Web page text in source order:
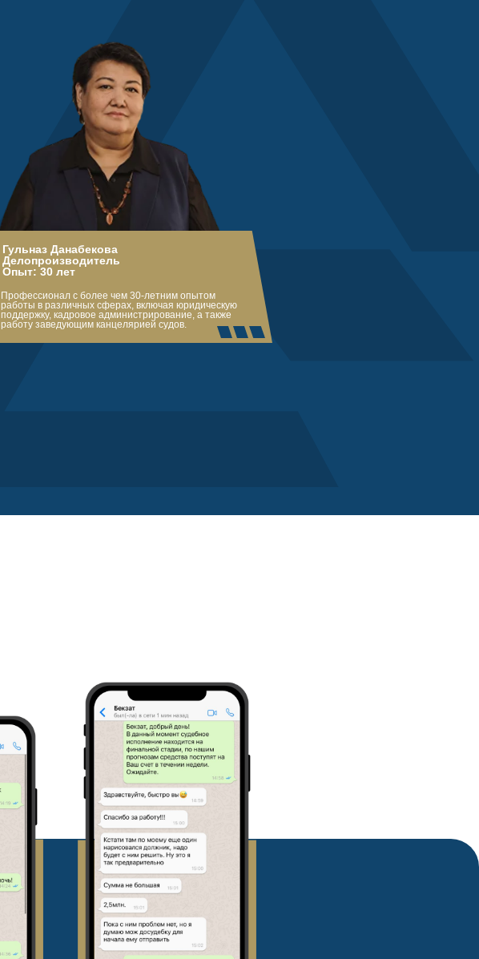
Гульназ Данабекова
Делопроизводитель
Опыт: 30 лет
Профессионал с более чем 30-летним опытом
работы в различных сферах, включая юридическую
поддержку, кадровое администрирование, а также
работу заведующим канцелярией судов.